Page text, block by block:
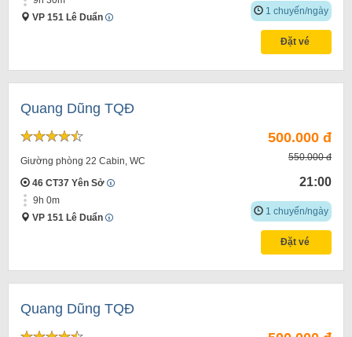
VP 151 Lê Duẩn
1 chuyến/ngày
Đặt vé
Quang Dũng TQĐ
Giường phòng 22 Cabin, WC
46 CT37 Yên Sở
9h 0m
VP 151 Lê Duẩn
500.000 đ
550.000 đ
21:00
1 chuyến/ngày
Đặt vé
Quang Dũng TQĐ